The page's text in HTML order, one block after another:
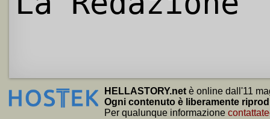
HELLASTORY.net è online dall'11
Ogni contenuto è liberamente
Per qualunque informazione